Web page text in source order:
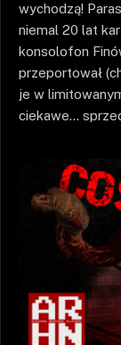
wychodzą!
niemal 20 lat
konsolofon
przeportował
je w
ciekawe…